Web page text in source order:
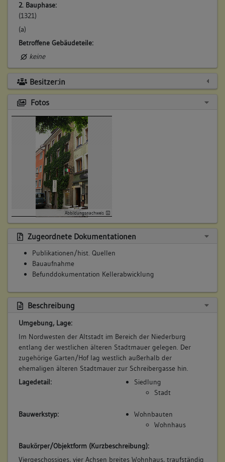
2. Bauphase:
(1321)
(a)
Betroffene Gebäudeteile:
keine
Besitzer:in
Fotos
Abbildungsnachweis
Zugeordnete Dokumentationen
Publikationen/hist. Quellen
Bauaufnahme
Befunddokumentation Kellerabwicklung
Beschreibung
Umgebung, Lage:
Im Nordwesten der Altstadt im Bereich der Niederburg
entlang der westlichen älteren Stadtmauer gelegen. Der
zugehörige Garten/Hof lag westlich außerhalb der
ehemaligen älteren Stadtmauer zur Schreibergasse hin.
Lagedetail:
Siedlung
Stadt
Bauwerkstyp:
Wohnbauten
Wohnhaus
Baukörper/Objektform (Kurzbeschreibung):
Viergeschossiges, vier Achsen breites Wohnhaus, traufständig